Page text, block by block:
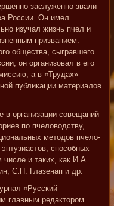
заслуженно звали
России. Он имел
изучал жизнь пчел и
призванием.
общества, сыгравшего
он организовал в его
а в «Трудах»
публикации материалов
организации совещаний
по пчеловодству,
методов пчело-
способных
числе и таких, как И А
С.П. Глазенап и др.
«Русский
главным редактором.